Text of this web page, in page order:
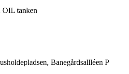
OIL tanken
Banegårdsallléen P